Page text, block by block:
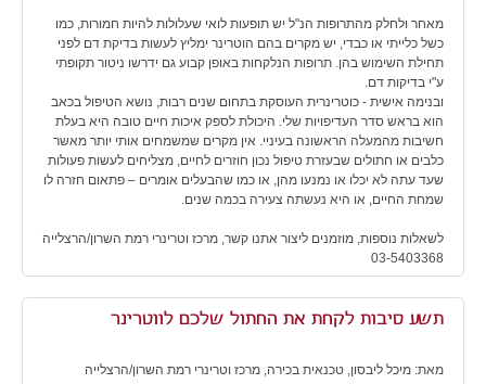
מאחר ולחלק מהתרופות הנ"ל יש תופעות לואי שעלולות להיות חמורות, כמו
כשל כלייתי או כבדי, יש מקרים בהם הוטרינר ימליץ לעשות בדיקת דם לפני
תחילת השימוש בהן. תרופות הנלקחות באופן קבוע גם ידרשו ניטור תקופתי
ע"י בדיקות דם.
ובנימה אישית - כוטרינרית העוסקת בתחום שנים רבות, נושא הטיפול בכאב
הוא בראש סדר העדיפויות שלי. היכולת לספק איכות חיים טובה היא בעלת
חשיבות מהמעלה הראשונה בעיניי. אין מקרים שמשמחים אותי יותר מאשר
כלבים או חתולים שבעזרת טיפול נכון חוזרים לחיים, מצליחים לעשות פעולות
שעד עתה לא יכלו או נמנעו מהן, או כמו שהבעלים אומרים – פתאום חזרה לו
שמחת החיים, או היא נעשתה צעירה בכמה שנים.
לשאלות נוספות, מוזמנים ליצור אתנו קשר, מרכז וטרינרי רמת השרון/הרצלייה
03-5403368
תשע סיבות לקחת את החתול שלכם לווטרינר
מאת: מיכל ליבסון, טכנאית בכירה, מרכז וטרינרי רמת השרון/הרצלייה